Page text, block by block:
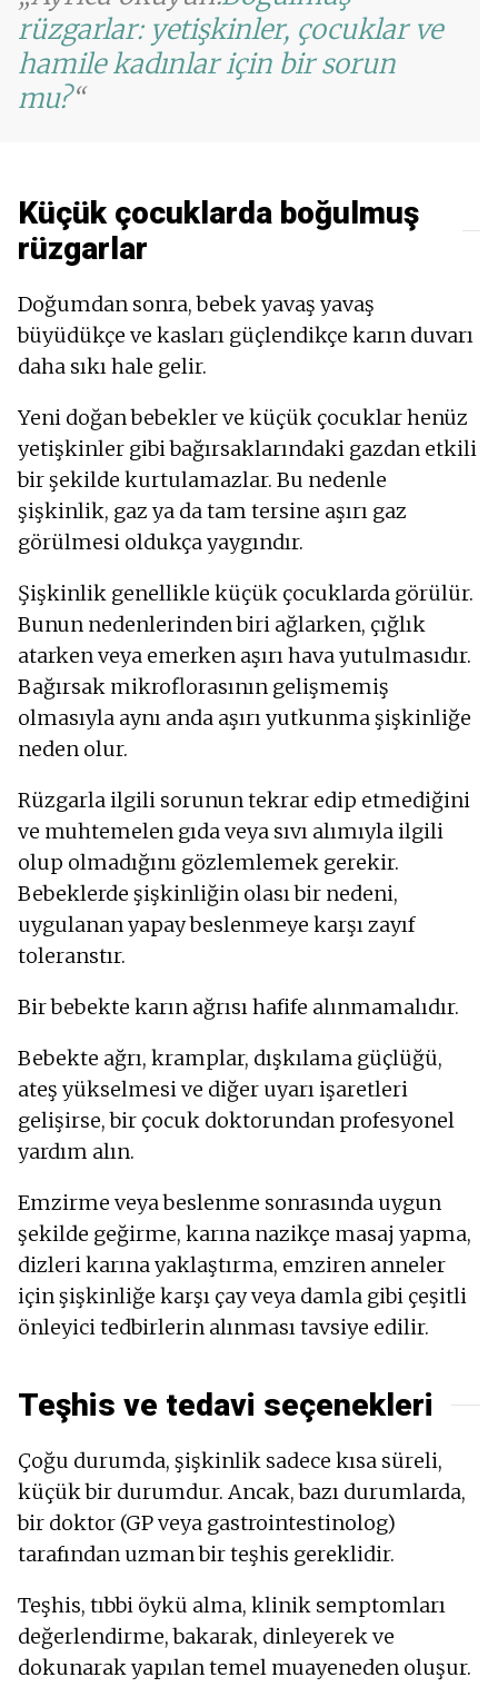
rüzgarlar: yetişkinler, çocuklar ve
hamile kadınlar için bir sorun
mu?
Küçük çocuklarda boğulmuş
rüzgarlar
Doğumdan sonra, bebek yavaş yavaş
büyüdükçe ve kasları güçlendikçe karın duvarı
daha sıkı hale gelir.
Yeni doğan bebekler ve küçük çocuklar henüz
yetişkinler gibi bağırsaklarındaki gazdan etkili
bir şekilde kurtulamazlar. Bu nedenle
şişkinlik, gaz ya da tam tersine aşırı gaz
görülmesi oldukça yaygındır.
Şişkinlik genellikle küçük çocuklarda görülür.
Bunun nedenlerinden biri ağlarken, çığlık
atarken veya emerken aşırı hava yutulmasıdır.
Bağırsak mikroflorasının gelişmemiş
olmasıyla aynı anda aşırı yutkunma şişkinliğe
neden olur.
Rüzgarla ilgili sorunun tekrar edip etmediğini
ve muhtemelen gıda veya sıvı alımıyla ilgili
olup olmadığını gözlemlemek gerekir.
Bebeklerde şişkinliğin olası bir nedeni,
uygulanan yapay beslenmeye karşı zayıf
toleranstır.
Bir bebekte karın ağrısı hafife alınmamalıdır.
Bebekte ağrı, kramplar, dışkılama güçlüğü,
ateş yükselmesi ve diğer uyarı işaretleri
gelişirse, bir çocuk doktorundan profesyonel
yardım alın.
Emzirme veya beslenme sonrasında uygun
şekilde geğirme, karına nazikçe masaj yapma,
dizleri karına yaklaştırma, emziren anneler
için şişkinliğe karşı çay veya damla gibi çeşitli
önleyici tedbirlerin alınması tavsiye edilir.
Teşhis ve tedavi seçenekleri
Çoğu durumda, şişkinlik sadece kısa süreli,
küçük bir durumdur. Ancak, bazı durumlarda,
bir doktor (GP veya gastrointestinolog)
tarafından uzman bir teşhis gereklidir.
Teşhis, tıbbi öykü alma, klinik semptomları
değerlendirme, bakarak, dinleyerek ve
dokunarak yapılan temel muayeneden oluşur.